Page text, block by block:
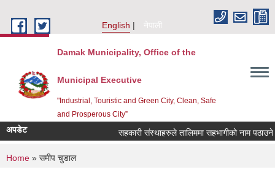
English
नेपाली
Damak Municipality, Office of the
Municipal Executive
"Industrial, Touristic and Green City, Clean, Safe
and Prosperous City”
अपडेट सहकारी संस्थाहरुले तालिममा सहभागीको नाम पठाउने
You are here
Home » समीप चुडाल